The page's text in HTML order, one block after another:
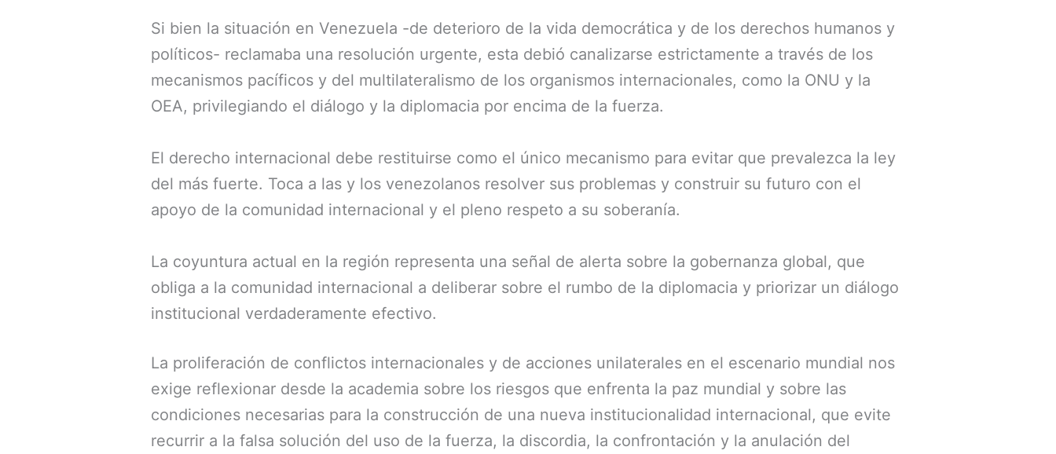
Si bien la situación en Venezuela -de deterioro de la vida democrática y de los derechos humanos y
políticos- reclamaba una resolución urgente, esta debió canalizarse estrictamente a través de los
mecanismos pacíficos y del multilateralismo de los organismos internacionales, como la ONU y la
OEA, privilegiando el diálogo y la diplomacia por encima de la fuerza.
El derecho internacional debe restituirse como el único mecanismo para evitar que prevalezca la ley
del más fuerte. Toca a las y los venezolanos resolver sus problemas y construir su futuro con el
apoyo de la comunidad internacional y el pleno respeto a su soberanía.
La coyuntura actual en la región representa una señal de alerta sobre la gobernanza global, que
obliga a la comunidad internacional a deliberar sobre el rumbo de la diplomacia y priorizar un diálogo
institucional verdaderamente efectivo.
La proliferación de conflictos internacionales y de acciones unilaterales en el escenario mundial nos
exige reflexionar desde la academia sobre los riesgos que enfrenta la paz mundial y sobre las
condiciones necesarias para la construcción de una nueva institucionalidad internacional, que evite
recurrir a la falsa solución del uso de la fuerza, la discordia, la confrontación y la anulación del